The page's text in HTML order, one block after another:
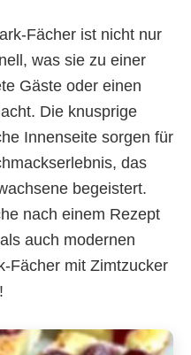
Fächer ist nicht nur
was sie zu einer
Gäste oder einen
Die knusprige
Innenseite sorgen für
das
begeistert.
nach einem Rezept
auch modernen
Fächer mit Zimtzucker